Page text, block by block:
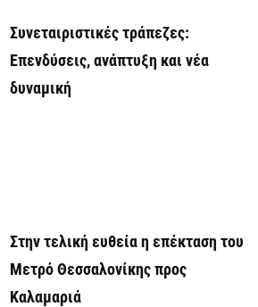
Συνεταιριστικές τράπεζες:
Επενδύσεις, ανάπτυξη και νέα
δυναμική
Στην τελική ευθεία η επέκταση του
Μετρό Θεσσαλονίκης προς
Καλαμαριά